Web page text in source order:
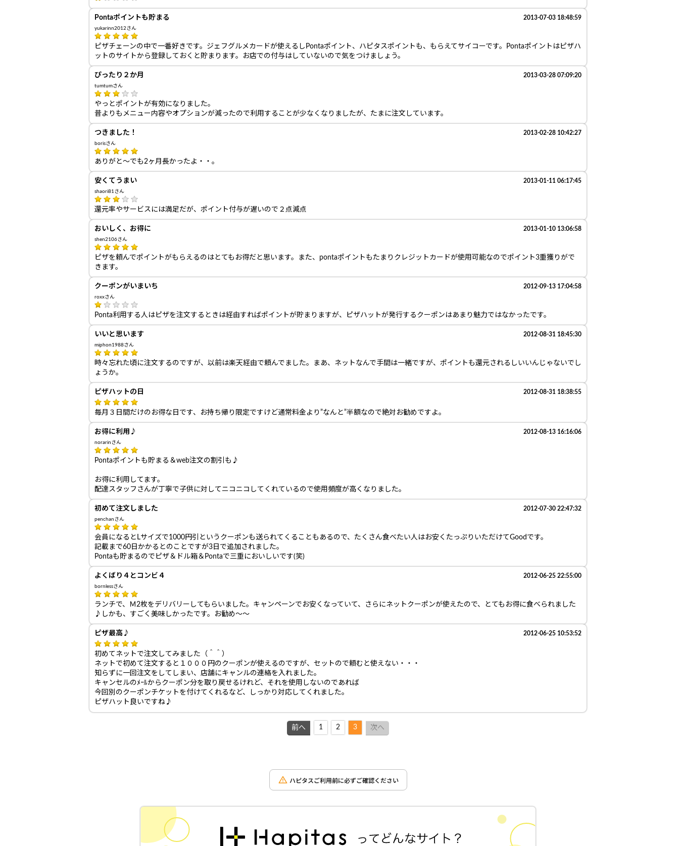
Pontaポイントも貯まる 2013-07-03 18:48:59
yukarinn2012さん
ピザチェーンの中で一番好きです。ジェフグルメカードが使えるしPontaポイント、ハピタスポイントも、もらえてサイコーです。Pontaポイントはピザハ
ットのサイトから登録しておくと貯まります。お店での付与はしていないので気をつけましょう。
ぴったり２か月 2013-03-28 07:09:20
tumtumさん
やっとポイントが有効になりました。
昔よりもメニュー内容やオプションが減ったので利用することが少なくなりましたが、たまに注文しています。
つきました！ 2013-02-28 10:42:27
borisさん
ありがと～でも2ヶ月長かったよ・・。
安くてうまい 2013-01-11 06:17:45
shaori81さん
還元率やサービスには満足だが、ポイント付与が遅いので２点減点
おいしく、お得に 2013-01-10 13:06:58
shen2106さん
ピザを頼んでポイントがもらえるのはとてもお得だと思います。また、pontaポイントもたまりクレジットカードが使用可能なのでポイント3重獲りがで
きます。
クーポンがいまいち 2012-09-13 17:04:58
roxxさん
Ponta利用する人はピザを注文するときは経由すればポイントが貯まりますが、ピザハットが発行するクーポンはあまり魅力ではなかったです。
いいと思います 2012-08-31 18:45:30
miphon1988さん
時々忘れた頃に注文するのですが、以前は楽天経由で頼んでました。まあ、ネットなんで手間は一緒ですが、ポイントも還元されるしいいんじゃないでし
ょうか。
ピザハットの日 2012-08-31 18:38:55
毎月３日間だけのお得な日です、お持ち帰り限定ですけど通常料金より”なんと”半額なので絶対お勧めですよ。
お得に利用♪ 2012-08-13 16:16:06
norarinさん
Pontaポイントも貯まる＆web注文の割引も♪
お得に利用してます。
配達スタッフさんが丁寧で子供に対してニコニコしてくれているので使用頻度が高くなりました。
初めて注文しました 2012-07-30 22:47:32
penchanさん
会員になるとLサイズで1000円引というクーポンも送られてくることもあるので、たくさん食べたい人はお安くたっぷりいただけてGoodです。
記載まで60日かかるとのことですが3日で追加されました。
Pontaも貯まるのでピザ＆ドル箱＆Pontaで三重においしいです(笑)
よくばり４とコンビ４ 2012-06-25 22:55:00
bornlessさん
ランチで、Ｍ2枚をデリバリーしてもらいました。キャンペーンでお安くなっていて、さらにネットクーポンが使えたので、とてもお得に食べられました
♪しかも、すごく美味しかったです。お勧め～～
ピザ最高♪ 2012-06-25 10:53:52
初めてネットで注文してみました（＾＾）
ネットで初めて注文すると１０００円のクーポンが使えるのですが、セットので頼むと使えない・・・
知らずに一回注文をしてしまい、店舗にキャンルの連絡を入れました。
キャンセルのﾒｰﾙからクーポン分を取り戻せるけれど、それを使用しないのであれば
今回別のクーポンチケットを付けてくれるなど、しっかり対応してくれました。
ピザハット良いですね♪
前へ 1 2 3 次へ
ハピタスご利用前に必ずご確認ください